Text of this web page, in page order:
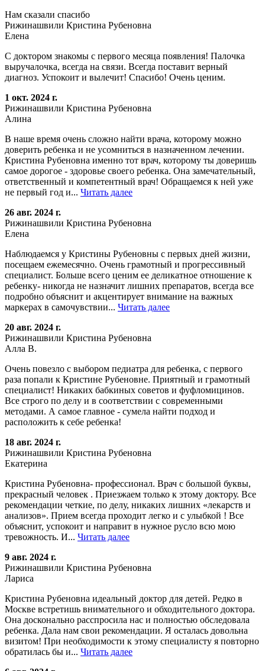
Нам сказали спасибо
Рижинашвили Кристина Рубеновна
Елена
С доктором знакомы с первого месяца появления! Палочка
выручалочка, всегда на связи. Всегда поставит верный
диагноз. Успокоит и вылечит! Спасибо! Очень ценим.
1 окт. 2024 г.
Рижинашвили Кристина Рубеновна
Алина
В наше время очень сложно найти врача, которому можно
доверить ребенка и не усомниться в назначенном лечении.
Кристина Рубеновна именно тот врач, которому ты доверишь
самое дорогое - здоровье своего ребенка. Она замечательный,
ответственный и компетентный врач! Обращаемся к ней уже
не первый год и... Читать далее
26 авг. 2024 г.
Рижинашвили Кристина Рубеновна
Елена
Наблюдаемся у Кристины Рубеновны с первых дней жизни,
посещаем ежемесячно. Очень грамотный и прогрессивный
специалист. Больше всего ценим ее деликатное отношение к
ребенку- никогда не назначит лишних препаратов, всегда все
подробно объяснит и акцентирует внимание на важных
маркерах в самочувствии... Читать далее
20 авг. 2024 г.
Рижинашвили Кристина Рубеновна
Алла В.
Очень повезло с выбором педиатра для ребенка, с первого
раза попали к Кристине Рубеновне. Приятный и грамотный
специалист! Никаких бабкиных советов и фуфломицинов.
Все строго по делу и в соответствии с современными
методами. А самое главное - сумела найти подход и
расположить к себе ребенка!
18 авг. 2024 г.
Рижинашвили Кристина Рубеновна
Екатерина
Кристина Рубеновна- профессионал. Врач с большой буквы,
прекрасный человек . Приезжаем только к этому доктору. Все
рекомендации четкие, по делу, никаких лишних «лекарств и
анализов». Прием всегда проходит легко и с улыбкой ! Все
объяснит, успокоит и направит в нужное русло всю мою
тревожность. И... Читать далее
9 авг. 2024 г.
Рижинашвили Кристина Рубеновна
Лариса
Кристина Рубеновна идеальный доктор для детей. Редко в
Москве встретишь внимательного и обходительного доктора.
Она досконально расспросила нас и полностью обследовала
ребенка. Дала нам свои рекомендации. Я осталась довольна
визитом! При необходимости к этому специалисту я повторно
обратилась бы и... Читать далее